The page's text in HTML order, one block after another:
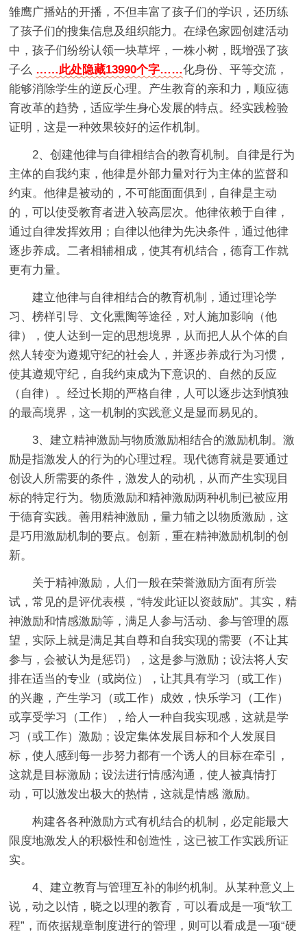
雏鹰广播站的开播，不但丰富了孩子们的学识，还历练
了孩子们的搜集信息及组织能力。在绿色家园创建活动
中，孩子们纷纷认领一块草坪，一株小树，既增强了孩
子么 ……此处隐藏13990个字……化身份、平等交流，
能够消除学生的逆反心理。产生教育的亲和力，顺应德
育改革的趋势，适应学生身心发展的特点。经实践检验
证明，这是一种效果较好的运作机制。
2、创建他律与自律相结合的教育机制。自律是行为
主体的自我约束，他律是外部力量对行为主体的监督和
约束。他律是被动的，不可能面面俱到，自律是主动
的，可以使受教育者进入较高层次。他律依赖于自律，
通过自律发挥效用；自律以他律为先决条件，通过他律
逐步养成。二者相辅相成，使其有机结合，德育工作就
更有力量。
建立他律与自律相结合的教育机制，通过理论学
习、榜样引导、文化熏陶等途径，对人施加影响（他
律），使人达到一定的思想境界，从而把人从个体的自
然人转变为遵规守纪的社会人，并逐步养成行为习惯，
使其遵规守纪，自我约束成为下意识的、自然的反应
（自律）。经过长期的严格自律，人可以逐步达到慎独
的最高境界，这一机制的实践意义是显而易见的。
3、建立精神激励与物质激励相结合的激励机制。激
励是指激发人的行为的心理过程。现代德育就是要通过
创设人所需要的条件，激发人的动机，从而产生实现目
标的特定行为。物质激励和精神激励两种机制已被应用
于德育实践。善用精神激励，量力辅之以物质激励，这
是巧用激励机制的要点。创新，重在精神激励机制的创
新。
关于精神激励，人们一般在荣誉激励方面有所尝
试，常见的是评优表模，“特发此证以资鼓励”。其实，精
神激励和情感激励等，满足人参与活动、参与管理的愿
望，实际上就是满足其自尊和自我实现的需要（不让其
参与，会被认为是惩罚），这是参与激励；设法将人安
排在适当的专业（或岗位），让其具有学习（或工作）
的兴趣，产生学习（或工作）成效，快乐学习（工作）
或享受学习（工作），给人一种自我实现感，这就是学
习（或工作）激励；设定集体发展目标和个人发展目
标，使人感到每一步努力都有一个诱人的目标在牵引，
这就是目标激励；设法进行情感沟通，使人被真情打
动，可以激发出极大的热情，这就是情感 激励。
构建各各种激励方式有机结合的机制，必定能最大
限度地激发人的积极性和创造性，这已被工作实践所证
实。
4、建立教育与管理互补的制约机制。从某种意义上
说，动之以情，晓之以理的教育，可以看成是一项“软工
程”，而依据规章制度进行的管理，则可以看成是一项“硬